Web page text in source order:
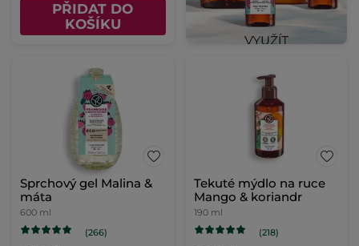
PŘIDAT DO
KOŠÍKU
Sprchový gel Malina &
máta
600 ml
(266)
Tekuté mýdlo na ruce
Mango & koriandr
190 ml
(218)